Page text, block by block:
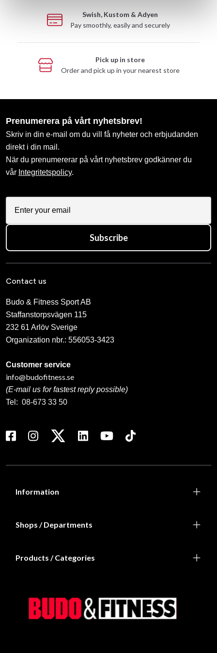
Swish, Kustom & Adyen
Pay smoothly, easily and securely
Pick up in store
Order and pick up in your nearest store
Prenumerera på vårt nyhetsbrev!
Skriv in din e-mail om du vill få nyheter och erbjudanden
direkt i din mail.
När du prenumererar på vårt nyhetsbrev godkänner du
vår Integritetspolicy.
Subscribe
Contact us
Budo & Fitness Sport AB
Staffanstorpsvägen 115
232 61 Arlöv Sverige
Organization nbr.: 556053-3423
Customer service
info@budofitness.se
(E-mail us for fastest reply possible)
Tel: 08-673 33 50
Information
Shops / Departments
Products / Categories